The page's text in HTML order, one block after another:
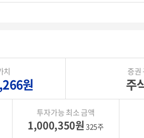
치
원
증권
주
투자가능 최소 금액
1,000,350원 325주